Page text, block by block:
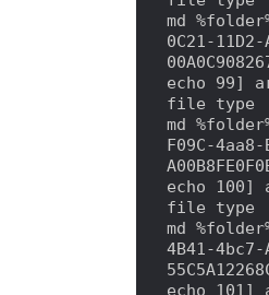
md
0C21-11D2-
echo 99]
file type
md
F09C-4aa8-
echo 100]
file type
md
4B41-4bc7-
echo 101]